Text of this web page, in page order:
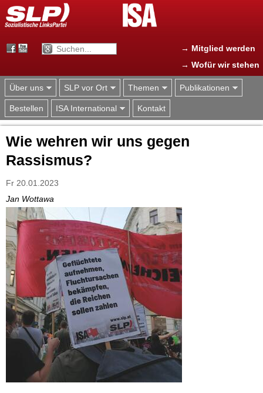
Jump to navigation
→ Mitglied werden
→ Wofür wir stehen
Über uns SLP vor Ort Themen Publikationen
Bestellen ISA International Kontakt
Wie wehren wir uns gegen
Rassismus?
Fr 20.01.2023
Jan Wottawa